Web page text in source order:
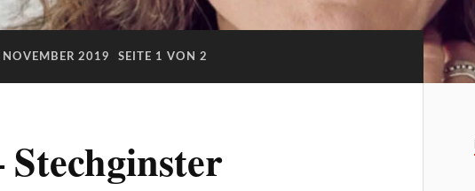
NOVEMBER 2019 SEITE 1 VON 2
Stechginster